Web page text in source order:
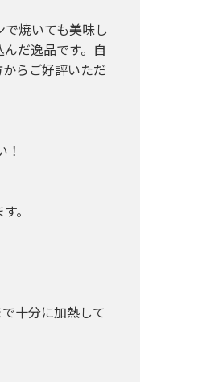
焼いても美味し
だ逸品です。自
らご好評いただ
。
十分に加熱して